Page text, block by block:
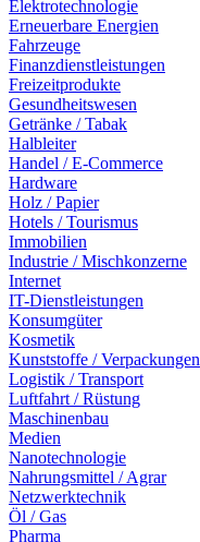
Elektrotechnologie
Erneuerbare Energien
Fahrzeuge
Finanzdienstleistungen
Freizeitprodukte
Gesundheitswesen
Getränke / Tabak
Halbleiter
Handel / E-Commerce
Hardware
Holz / Papier
Hotels / Tourismus
Immobilien
Industrie / Mischkonzerne
Internet
IT-Dienstleistungen
Konsumgüter
Kosmetik
Kunststoffe / Verpackungen
Logistik / Transport
Luftfahrt / Rüstung
Maschinenbau
Medien
Nanotechnologie
Nahrungsmittel / Agrar
Netzwerktechnik
Öl / Gas
Pharma